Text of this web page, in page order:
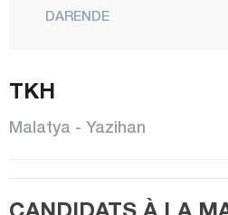
DARENDE
KALE
PÜTÜRGE
TKH
Malatya - Yazihan
CANDIDATS À LA